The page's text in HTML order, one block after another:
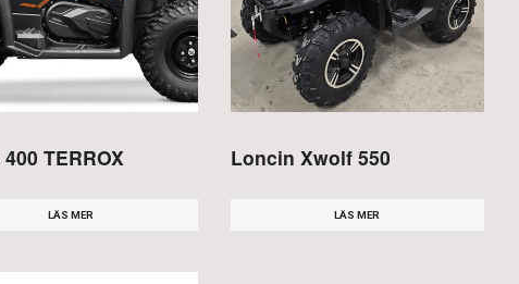
TERROX
LÄS MER
Loncin Xwolf 550
LÄS MER